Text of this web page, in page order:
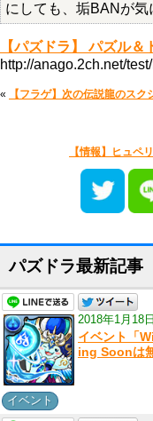
にしても、垢BANが
【パズドラ】 パズル
http://anago.2ch.net/
« 【フラゲ】次の伝説龍のス
【情報】ヒュペ
パズドラ最新記事
2018年1月18
イベント「
ing Soonは
イベント